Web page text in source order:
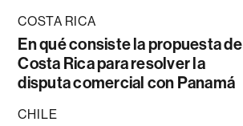
COSTA RICA
En qué consiste la propuesta de
Costa Rica para resolver la
disputa comercial con Panamá
CHILE